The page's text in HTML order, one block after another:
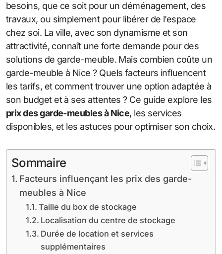
besoins, que ce soit pour un déménagement, des
travaux, ou simplement pour libérer de l’espace
chez soi. La ville, avec son dynamisme et son
attractivité, connaît une forte demande pour des
solutions de garde-meuble. Mais combien coûte un
garde-meuble à Nice ? Quels facteurs influencent
les tarifs, et comment trouver une option adaptée à
son budget et à ses attentes ? Ce guide explore les
prix des garde-meubles à Nice, les services
disponibles, et les astuces pour optimiser son choix.
Sommaire
Facteurs influençant les prix des garde-
meubles à Nice
Taille du box de stockage
Localisation du centre de stockage
Durée de location et services
supplémentaires